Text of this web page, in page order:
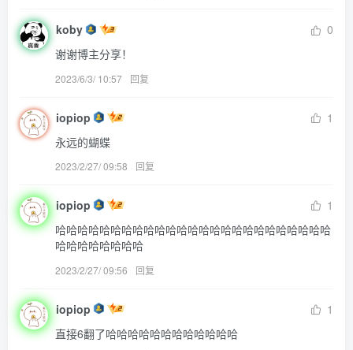
koby
0
谢谢博主分享！
2023/6/3/ 10:57 回复
iopiop
1
永远的蝴蝶
2023/2/27/ 09:58 回复
iopiop
1
哈哈哈哈哈哈哈哈哈哈哈哈哈哈哈哈哈哈哈哈哈哈哈哈哈
哈哈哈哈哈哈哈哈
2023/2/27/ 09:56 回复
iopiop
1
直接6翻了哈哈哈哈哈哈哈哈哈哈哈哈